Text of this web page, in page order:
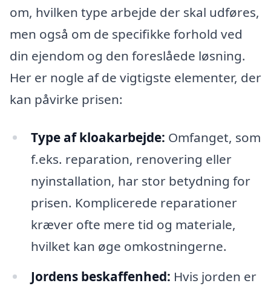
om, hvilken type arbejde der skal udføres,
men også om de specifikke forhold ved
din ejendom og den foreslåede løsning.
Her er nogle af de vigtigste elementer, der
kan påvirke prisen:
Type af kloakarbejde: Omfanget, som
f.eks. reparation, renovering eller
nyinstallation, har stor betydning for
prisen. Komplicerede reparationer
kræver ofte mere tid og materiale,
hvilket kan øge omkostningerne.
Jordens beskaffenhed: Hvis jorden er